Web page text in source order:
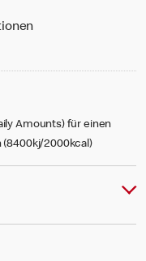
Amounts) für einen
2000kcal)